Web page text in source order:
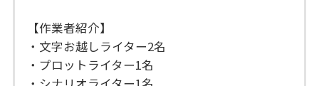
【作業者紹介】
・文字お越しライター2名
・プロットライター1名